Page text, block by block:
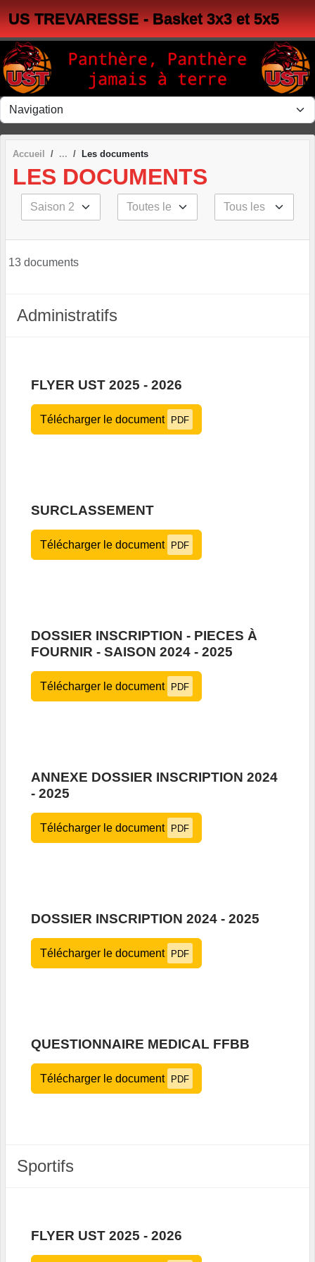
US TREVARESSE - Basket 3x3 et 5x5
Accueil Les documents
LES DOCUMENTS
13 documents
Administratifs
FLYER UST 2025 - 2026
Télécharger le document PDF
SURCLASSEMENT
Télécharger le document PDF
DOSSIER INSCRIPTION - PIECES À
FOURNIR - SAISON 2024 - 2025
Télécharger le document PDF
ANNEXE DOSSIER INSCRIPTION 2024
- 2025
Télécharger le document PDF
DOSSIER INSCRIPTION 2024 - 2025
Télécharger le document PDF
QUESTIONNAIRE MEDICAL FFBB
Télécharger le document PDF
Sportifs
FLYER UST 2025 - 2026